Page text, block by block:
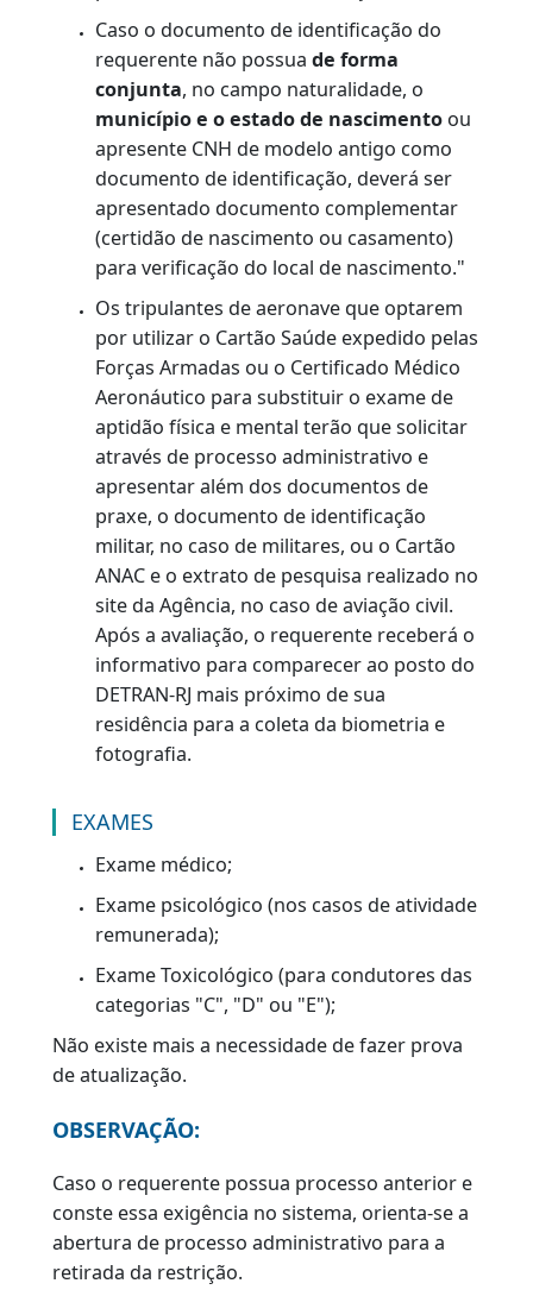
OBSERVAÇÃO:
A CNH apresentada fora da validade
poderá ser utilizada como documento de
identificação, conforme Resolução
CONTRAN n° 1.020/2025 §1º do art. 8º.
A CNH apresentada como documento de
identificação deverá ser sempre a mais
recente emitida pelo DETRAN-RJ.
Se o cliente quiser alterar qualquer dado
em seu cadastro, terá de apresentar
original do documento de identificação
válido (que contenha foto, filiação e
naturalidade) contendo a nova
informação.
Os condutores que possuem CNHs de
outros estados deverão proceder com o
serviço de transferência/averbação de
prontuário, antes deste serviço.
Caso o documento de identificação do
requerente não possua
município e o estado de nascimento
apresente CNH de modelo antigo como
apresentado documento complementar
(certidão de nascimento ou casamento)
para verificação do local de nascimento."
por utilizar o Cartão Saúde expedido pelas
Forças Armadas ou o Certificado Médico
Aeronáutico para substituir o exame de
através de processo administrativo e
apresentar além dos documentos de
praxe, o documento de identificação